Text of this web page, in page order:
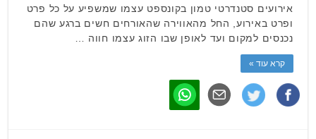
אירועים סטנדרטי טמון בקונספט עצמו שמשפיע על כל פרט
ופרט באירוע, החל מהאווירה שהאורחים חשים ברגע שהם
נכנסים למקום ועד לאופן שבו הזוג עצמו חווה …
קרא עוד »